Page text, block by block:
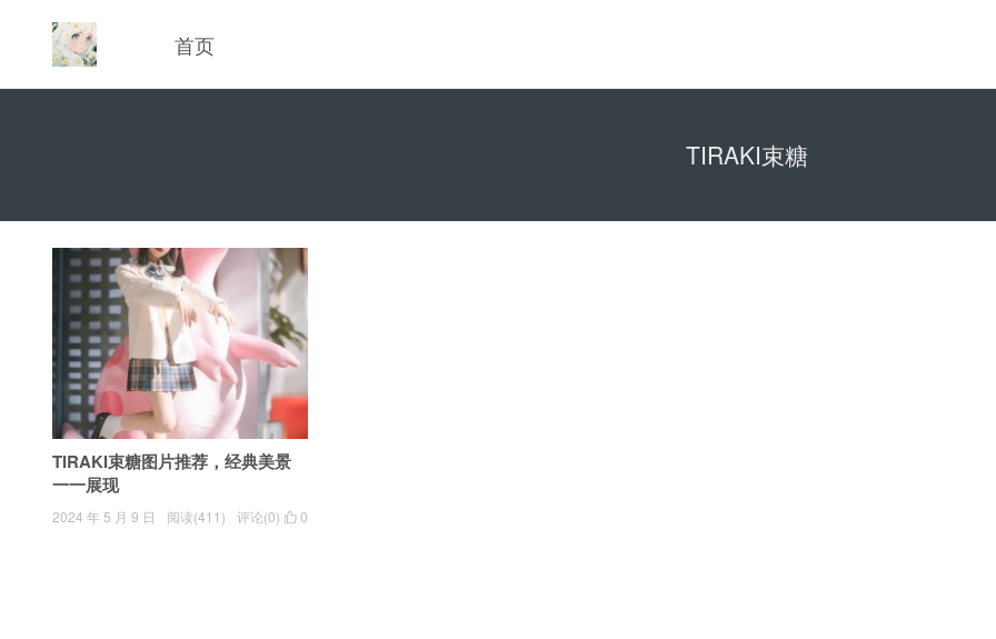
首页
TIRAKI束糖
TIRAKI束糖图片推荐，经典美景
一一展现
 0
2024 年 5 月 9 日 阅读(411) 评论(0)